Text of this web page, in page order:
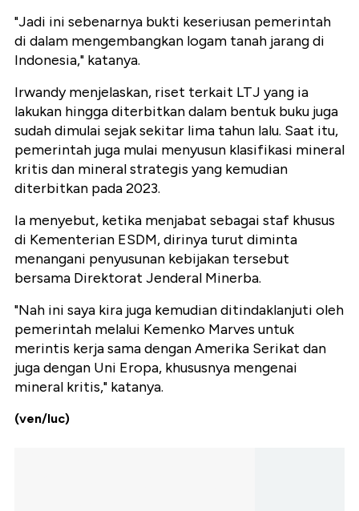
"Jadi ini sebenarnya bukti keseriusan pemerintah
di dalam mengembangkan logam tanah jarang di
Indonesia," katanya.
Irwandy menjelaskan, riset terkait LTJ yang ia
lakukan hingga diterbitkan dalam bentuk buku juga
sudah dimulai sejak sekitar lima tahun lalu. Saat itu,
pemerintah juga mulai menyusun klasifikasi mineral
kritis dan mineral strategis yang kemudian
diterbitkan pada 2023.
Ia menyebut, ketika menjabat sebagai staf khusus
di Kementerian ESDM, dirinya turut diminta
menangani penyusunan kebijakan tersebut
bersama Direktorat Jenderal Minerba.
"Nah ini saya kira juga kemudian ditindaklanjuti oleh
pemerintah melalui Kemenko Marves untuk
merintis kerja sama dengan Amerika Serikat dan
juga dengan Uni Eropa, khususnya mengenai
mineral kritis," katanya.
(ven/luc)